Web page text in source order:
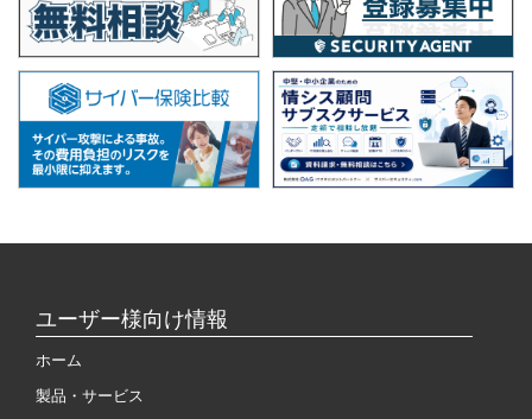
ユーザー様向け情報
ホーム
製品・サービス